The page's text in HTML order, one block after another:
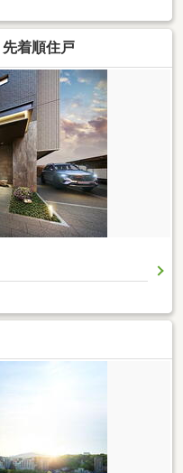
着順住戸